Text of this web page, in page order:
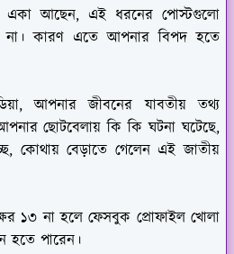
একা আছেন, এই ধরনের পোস্টগুলো
কারণ এতে আপনার বিপদ হতে
আপনার জীবনের যাবতীয় তথ্য
ছোটবেলায় কি কি ঘটনা ঘটেছে,
কোথায় বেড়াতে গেলেন এই জাতীয়
১৩ না হলে ফেসবুক প্রোফাইল খোলা
হতে পারেন।